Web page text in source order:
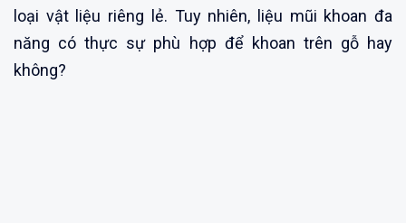
loại vật liệu riêng lẻ. Tuy nhiên, liệu mũi khoan đa
năng có thực sự phù hợp để khoan trên gỗ hay
không?